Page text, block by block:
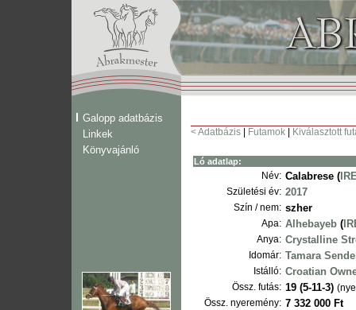
Galopp adatbázis
Linkek
Könyvajánló
< Adatbázis Futamok Kiválasztott
Ló adatlap:
Név: Calabrese (
Születési év: 2017
Szín / nem: szher
Apa: Alhebayeb (
Anya: Crystalline
Idomár: Tamara
Istálló: Croatian
Össz. futás: 19 (5-11-3)
Össz. nyeremény: 7 332 000 Ft